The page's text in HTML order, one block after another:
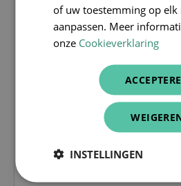
huisarts
Praktijkpremie 2020
huisartsen: Alle
hoeveel bedraagt de
aanvragen?
geïntegreerde
of uw toestemming op
aanpassen. Meer
onze Cookieverklaring
INSTELLINGEN